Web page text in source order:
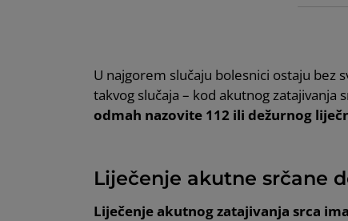
U najgorem slučaju bolesnici ostaju
takvog slučaja – kod akutnog zatajivanja
odmah nazovite 112 ili dežurnog
Liječenje akutne srčane
Liječenje akutnog zatajivanja srca